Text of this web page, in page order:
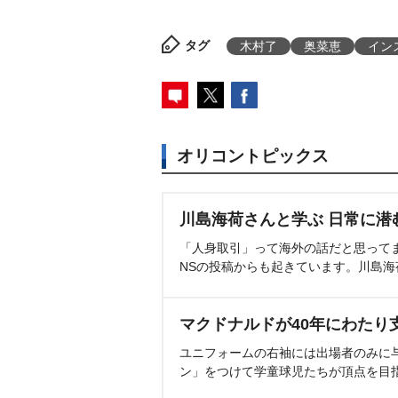
タグ 木村了 奥菜恵 イン
オリコントピックス
川島海荷さんと学ぶ 日常に
「人身取引」って海外の話だと思っ
NSの投稿からも起きています。川島
マクドナルドが40年にわたり
ユニフォームの右袖には出場者のみ
ン」をつけて学童球児たちが頂点を目